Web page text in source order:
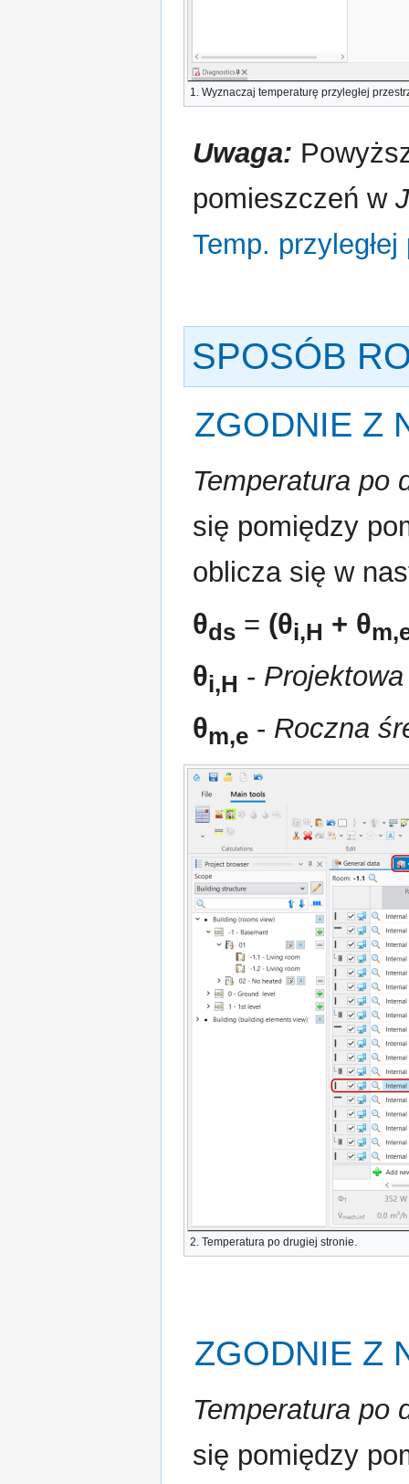
1. Wyznaczaj temperaturę przyległej
Uwaga:
pomieszczeń w
Temp.
SPOSÓB
ZGODNIE Z
Temperatura po
się pomiędzy
oblicza się w
θds = (θi,H + θ
θi,H -
θm,e - Roczna
2. Temperatura po drugiej stronie
ZGODNIE Z
Temperatura po
się pomiędzy